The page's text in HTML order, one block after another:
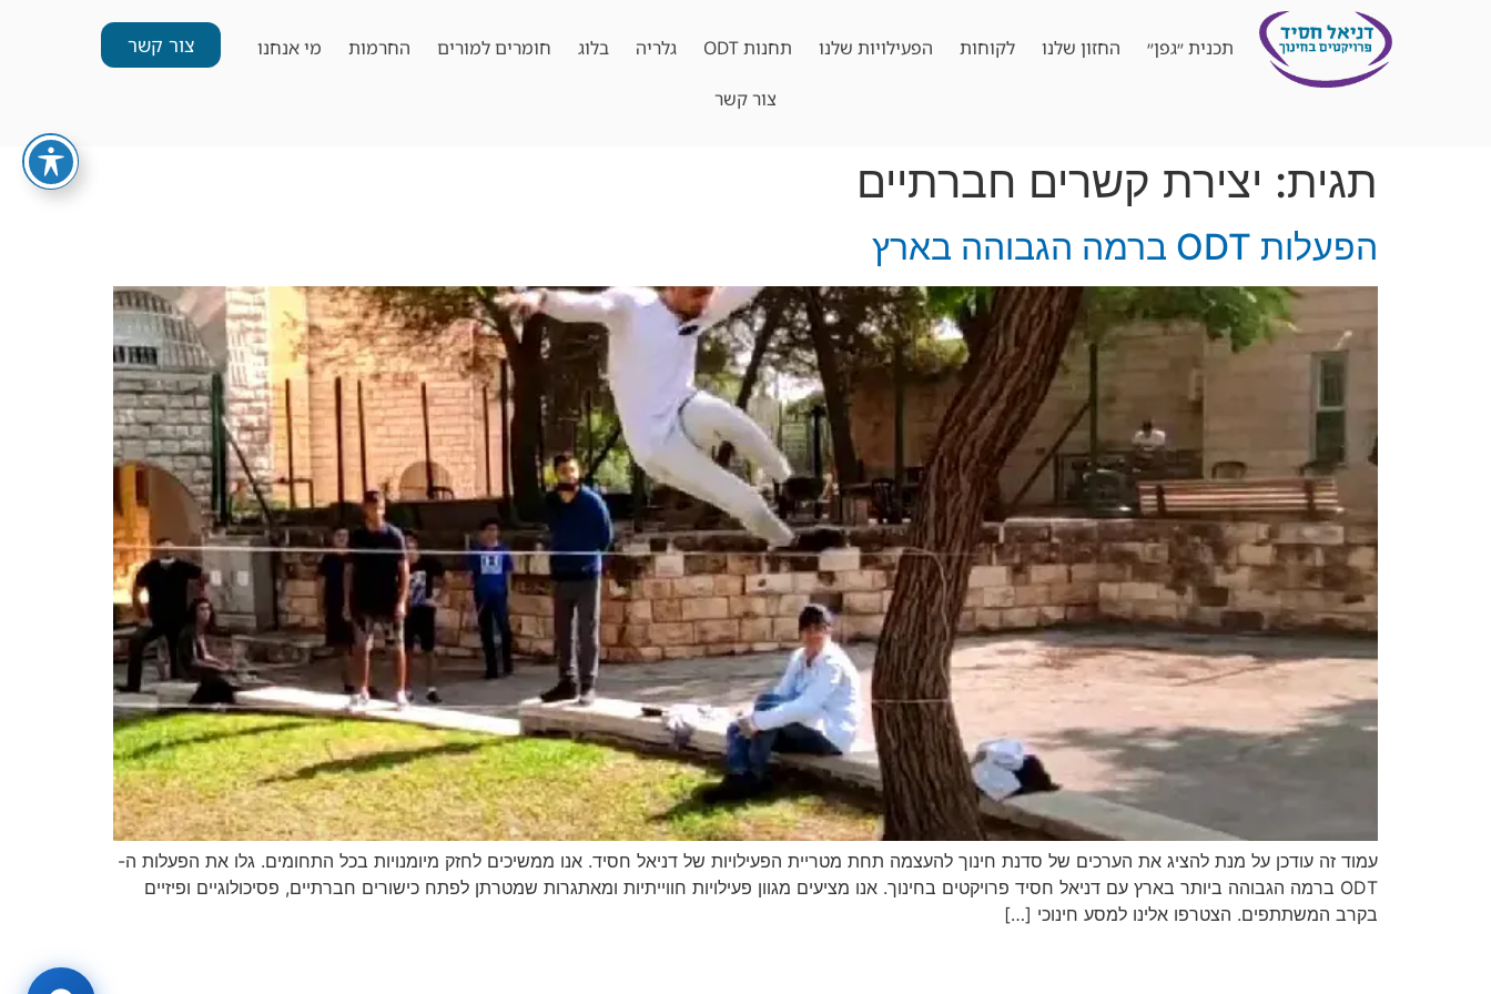
תכנית ״גפן״ החזון שלנו לקוחות הפעילויות שלנו תחנות ODT גלריה בלוג חומרים למורים החרמות מי אנחנו
צור קשר
צור קשר
תגית: יצירת קשרים חברתיים
הפעלות ODT ברמה הגבוהה בארץ
עמוד זה עודכן על מנת להציג את הערכים של סדנת חינוך להעצמה תחת מטריית הפעילויות של דניאל חסיד. אנו ממשיכים לחזק מיומנויות בכל התחומים. גלו את הפעלות ה-
ODT ברמה הגבוהה ביותר בארץ עם דניאל חסיד פרויקטים בחינוך. אנו מציעים מגוון פעילויות חווייתיות ומאתגרות שמטרתן לפתח כישורים חברתיים, פסיכולוגיים ופיזיים
בקרב המשתתפים. הצטרפו אלינו למסע חינוכי […]